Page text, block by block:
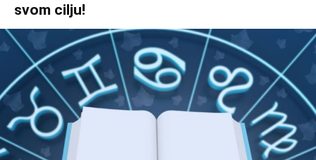
svom cilju!